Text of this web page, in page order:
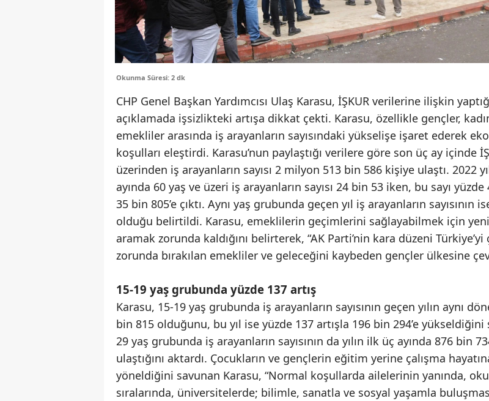
Okunma Süresi: 2 dk
CHP Genel Başkan Yardımcısı Ulaş Karasu, İŞKUR verilerine ilişkin
açıklamada işsizlikteki artışa dikkat çekti. Karasu, özellikle gençler,
emekliler arasında iş arayanların sayısındaki yükselişe işaret ederek
koşulları eleştirdi. Karasu’nun paylaştığı verilere göre son üç ay içinde
üzerinden iş arayanların sayısı 2 milyon 513 bin 586 kişiye ulaştı. 2022
ayında 60 yaş ve üzeri iş arayanların sayısı 24 bin 53 iken, bu sayı yüzde
35 bin 805’e çıktı. Aynı yaş grubunda geçen yıl iş arayanların sayısının
olduğu belirtildi. Karasu, emeklilerin geçimlerini sağlayabilmek için
aramak zorunda kaldığını belirterek, “AK Parti’nin kara düzeni Türkiye’yi
zorunda bırakılan emekliler ve geleceğini kaybeden gençler ülkesine
15-19 yaş grubunda yüzde 137 artış
Karasu, 15-19 yaş grubunda iş arayanların sayısının geçen yılın aynı
bin 815 olduğunu, bu yıl ise yüzde 137 artışla 196 bin 294’e yükseldiğini
29 yaş grubunda iş arayanların sayısının da yılın ilk üç ayında 876 bin
ulaştığını aktardı. Çocukların ve gençlerin eğitim yerine çalışma
yöneldiğini savunan Karasu, “Normal koşullarda ailelerinin yanında,
sıralarında, üniversitelerde; bilimle, sanatla ve sosyal yaşamla